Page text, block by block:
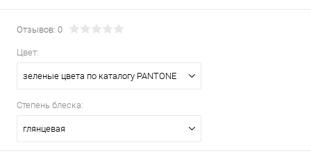
Отзывов: 0
Цвет:
зеленые цвета по каталогу PANTONE
Степень блеска:
глянцевая